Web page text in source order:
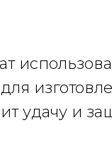
удачу и